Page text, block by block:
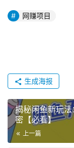
网赚项目
生成海报
揭秘闲鱼新玩
密【必看】
上一篇